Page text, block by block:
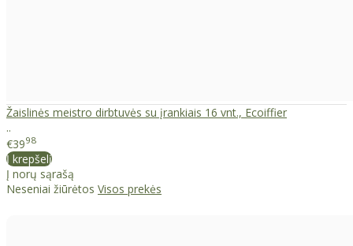
Žaislinės meistro dirbtuvės su įrankiais 16 vnt., Ecoiffier
..
€3998
Į krepšelį
Į norų sąrašą
Neseniai žiūrėtos Visos prekės